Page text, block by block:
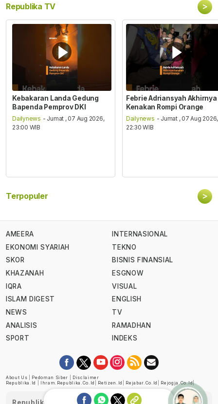
Republika TV >
Kebakaran Landa Gedung
Bapenda Pemprov DKI
Dailynews - Jumat , 07 Aug 2026,
23:00 WIB
Febrie Adriansyah Akhirnya
Kenakan Rompi Orange
Dailynews - Jumat , 07 Aug 2026,
22:30 WIB
Terpopuler >
AMEERA
EKONOMI SYARIAH
SKOR
KHAZANAH
IQRA
ISLAM DIGEST
NEWS
ANALISIS
SPORT
INTERNASIONAL
TEKNO
BISNIS FINANSIAL
ESGNOW
VISUAL
ENGLISH
TV
RAMADHAN
INDEKS
About Us Pedoman Siber
Disclaimer
Republika.id
Ihram.republika.co.id Retizen.id Rejabar.co.id Rejogja.co.id|
Republika telah diverifikasi oleh Dewan Pers